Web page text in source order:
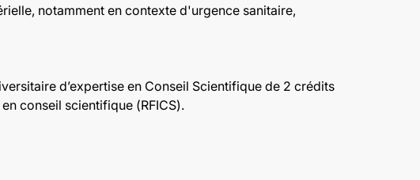
notamment en contexte d'urgence sanitaire,
d’expertise en Conseil Scientifique de 2 crédits
conseil scientifique (RFICS).